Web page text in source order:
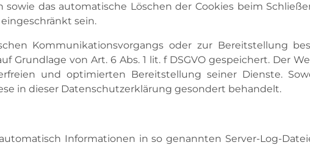
das automatische Löschen der Cookies beim
sein.
Kommunikationsvorgangs oder zur Bereitstellung
Grundlage von Art. 6 Abs. 1 lit. f DSGVO gespeichert. Der
und optimierten Bereitstellung seiner Dienste.
in dieser Datenschutzerklärung gesondert behandelt.
Informationen in so genannten Server-Log-